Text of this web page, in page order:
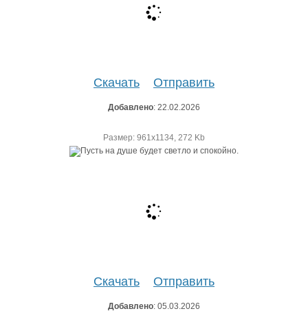
Скачать Отправить
Добавлено: 22.02.2026
Размер: 961х1134, 272 Kb
Скачать Отправить
Добавлено: 05.03.2026